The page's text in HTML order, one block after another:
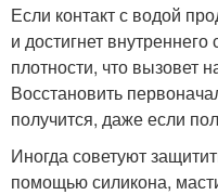
Если контакт с водой
и достигнет
плотности, что вызовет
Восстановить
получится, даже если
Иногда советуют
помощью силикона,